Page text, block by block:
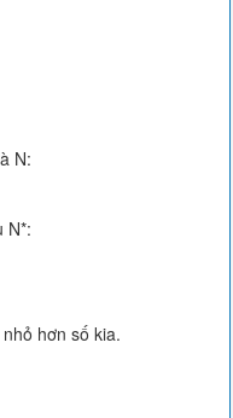
N:
N*:
hơn số kia.